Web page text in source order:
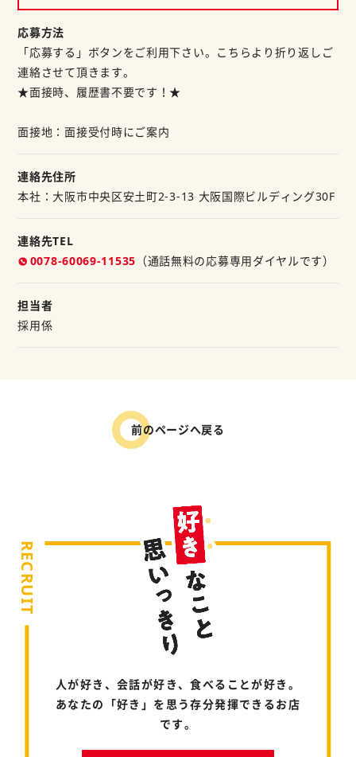
応募方法
「応募する」ボタンをご利用下さい。こちらより折り返しご
連絡させて頂きます。
★面接時、履歴書不要です！★
面接地：面接受付時にご案内
連絡先住所
本社：大阪市中央区安土町2-3-13 大阪国際ビルディング30F
連絡先TEL
0078-60069-11535 （通話無料の応募専用ダイヤルです）
担当者
採用係
前のページへ戻る
人が好き、会話が好き、食べることが好き。
あなたの「好き」を思う存分発揮できるお店
です。
RECRUIT